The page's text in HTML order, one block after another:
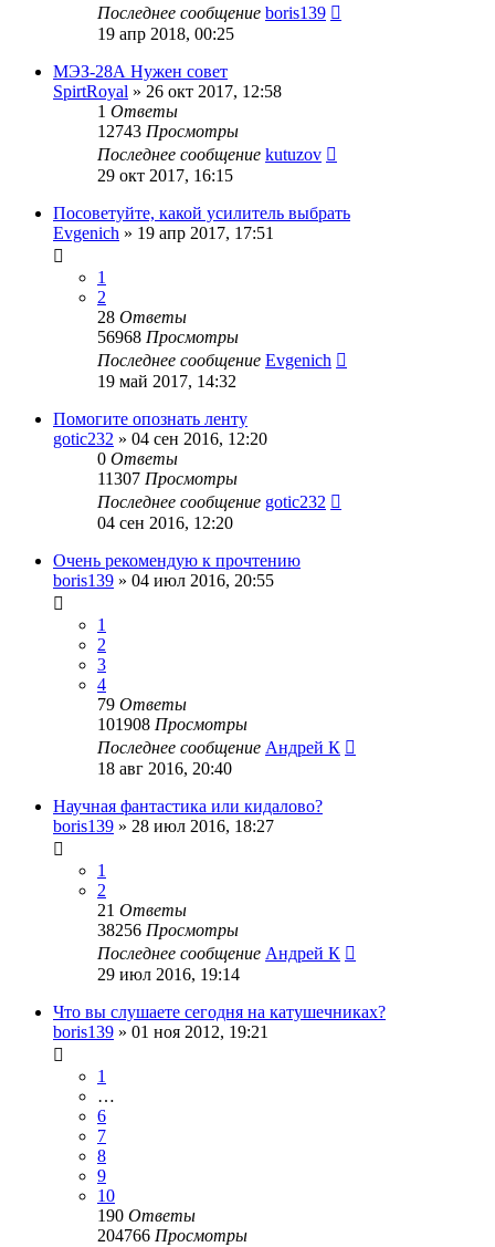
Последнее сообщение boris139
19 апр 2018, 00:25
МЭЗ-28А Нужен совет
SpirtRoyal » 26 окт 2017, 12:58
1 Ответы
12743 Просмотры
Последнее сообщение kutuzov
29 окт 2017, 16:15
Посоветуйте, какой усилитель выбрать
Evgenich » 19 апр 2017, 17:51
1
2
28 Ответы
56968 Просмотры
Последнее сообщение Evgenich
19 май 2017, 14:32
Помогите опознать ленту
gotic232 » 04 сен 2016, 12:20
0 Ответы
11307 Просмотры
Последнее сообщение gotic232
04 сен 2016, 12:20
Очень рекомендую к прочтению
boris139 » 04 июл 2016, 20:55
1
2
3
4
79 Ответы
101908 Просмотры
Последнее сообщение Андрей К
18 авг 2016, 20:40
Научная фантастика или кидалово?
boris139 » 28 июл 2016, 18:27
1
2
21 Ответы
38256 Просмотры
Последнее сообщение Андрей К
29 июл 2016, 19:14
Что вы слушаете сегодня на катушечниках?
boris139 » 01 ноя 2012, 19:21
1
…
6
7
8
9
10
190 Ответы
204766 Просмотры